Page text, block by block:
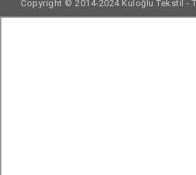
Copyright © 2014-2024 Kuloğlu Tekstil -